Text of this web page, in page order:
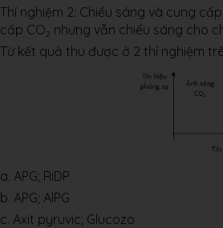
Thí nghiệm 2: Chiếu sáng và cung
cấp CO 2 nhưng vẫn chiếu sáng cho
Từ kết quả thu được ở 2 thí nghiệm
a. APG; RiDP
b. APG; AlPG
c. Axit pyruvic; Glucozo